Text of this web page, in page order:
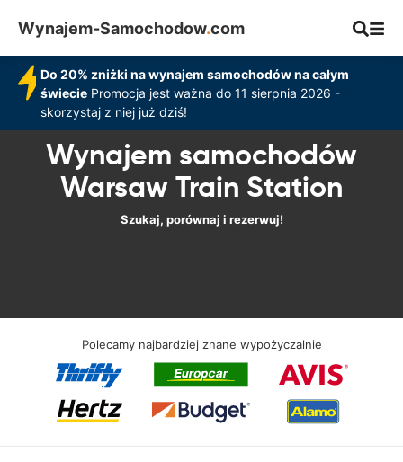
Wynajem-Samochodow.com
Do 20% zniżki na wynajem samochodów na całym
świeciePromocja jest ważna do 11 sierpnia 2026 -
skorzystaj z niej już dziś!
Wynajem samochodów
Warsaw Train Station
Szukaj, porównaj i rezerwuj!
Polecamy najbardziej znane wypożyczalnie